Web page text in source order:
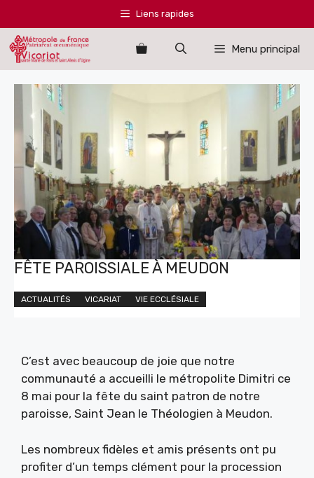
au
contenu
Liens rapides
Menu principal
FÊTE PAROISSIALE À MEUDON
ACTUALITÉS VICARIAT VIE ECCLÉSIALE
C’est avec beaucoup de joie que notre
communauté a accueilli le métropolite Dimitri ce
8 mai pour la fête du saint patron de notre
paroisse, Saint Jean le Théologien à Meudon.
Les nombreux fidèles et amis présents ont pu
profiter d’un temps clément pour la procession